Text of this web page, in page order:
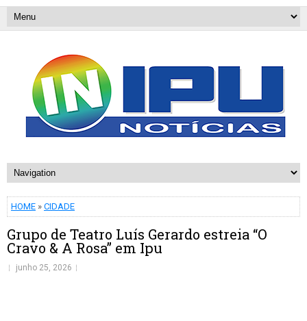
HOME » CIDADE
Grupo de Teatro Luís Gerardo estreia “O
Cravo & A Rosa” em Ipu
junho 25, 2026